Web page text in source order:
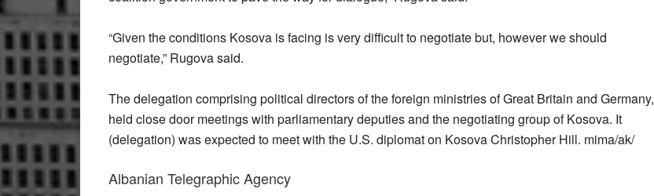
“Given the conditions Kosova is facing is very difficult to negotiate but, however we should
negotiate,” Rugova said.
The delegation comprising political directors of the foreign ministries of Great Britain and Germany,
held close door meetings with parliamentary deputies and the negotiating group of Kosova. It
(delegation) was expected to meet with the U.S. diplomat on Kosova Christopher Hill. mima/ak/
Albanian Telegraphic Agency